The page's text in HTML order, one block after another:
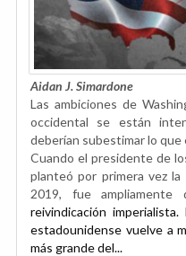
Aidan J. Simardone
Las ambiciones de
occidental se están
deberían subestimar lo
Cuando el presidente de
planteó por primera vez la
2019, fue ampliamente
reivindicación
estadounidense vuelve a
más grande del...